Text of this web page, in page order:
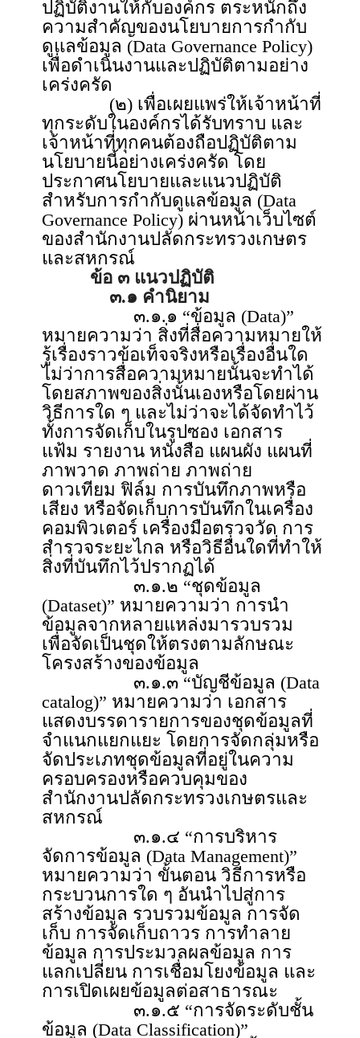
ปฏิบัติงานให้กับองค์กร ตระหนักถึง
ความสำคัญของนโยบายการกำกับ
ดูแลข้อมูล (Data Governance Policy)
เพื่อดำเนินงานและปฏิบัติตามอย่าง
เคร่งครัด
(๒) เพื่อเผยแพร่ให้เจ้าหน้าที่
ทุกระดับในองค์กรได้รับทราบ และ
เจ้าหน้าที่ทุกคนต้องถือปฏิบัติตาม
นโยบายนี้อย่างเคร่งครัด โดย
ประกาศนโยบายและแนวปฏิบัติ
สำหรับการกำกับดูแลข้อมูล (Data
Governance Policy) ผ่านหน้าเว็บไซต์
ของสำนักงานปลัดกระทรวงเกษตร
และสหกรณ์
ข้อ ๓ แนวปฏิบัติ
๓.๑ คำนิยาม
๓.๑.๑ “ข้อมูล (Data)”
หมายความว่า สิ่งที่สื่อความหมายให้
รู้เรื่องราวข้อเท็จจริงหรือเรื่องอื่นใด
ไม่ว่าการสื่อความหมายนั้นจะทำได้
โดยสภาพของสิ่งนั้นเองหรือโดยผ่าน
วิธีการใด ๆ และไม่ว่าจะได้จัดทำไว้
ทั้งการจัดเก็บในรูปซอง เอกสาร
แฟ้ม รายงาน หนังสือ แผนผัง แผนที่
ภาพวาด ภาพถ่าย ภาพถ่าย
ดาวเทียม ฟิล์ม การบันทึกภาพหรือ
เสียง หรือจัดเก็บการบันทึกในเครื่อง
คอมพิวเตอร์ เครื่องมือตรวจวัด การ
สำรวจระยะไกล หรือวิธีอื่นใดที่ทำให้
สิ่งที่บันทึกไว้ปรากฏได้
๓.๑.๒ “ชุดข้อมูล
(Dataset)” หมายความว่า การนำ
ข้อมูลจากหลายแหล่งมารวบรวม
เพื่อจัดเป็นชุดให้ตรงตามลักษณะ
โครงสร้างของข้อมูล
๓.๑.๓ “บัญชีข้อมูล (Data
catalog)” หมายความว่า เอกสาร
แสดงบรรดารายการของชุดข้อมูลที่
จำแนกแยกแยะ โดยการจัดกลุ่มหรือ
จัดประเภทชุดข้อมูลที่อยู่ในความ
ครอบครองหรือควบคุมของ
สำนักงานปลัดกระทรวงเกษตรและ
สหกรณ์
๓.๑.๔ “การบริหาร
จัดการข้อมูล (Data Management)”
หมายความว่า ขั้นตอน วิธีการหรือ
กระบวนการใด ๆ อันนำไปสู่การ
สร้างข้อมูล รวบรวมข้อมูล การจัด
เก็บ การจัดเก็บถาวร การทำลาย
ข้อมูล การประมวลผลข้อมูล การ
แลกเปลี่ยน การเชื่อมโยงข้อมูล และ
การเปิดเผยข้อมูลต่อสาธารณะ
๓.๑.๕ “การจัดระดับชั้น
ข้อมูล (Data Classification)”